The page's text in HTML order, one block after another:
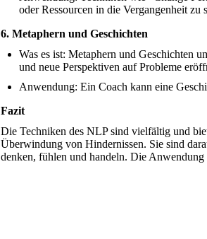
oder Ressourcen in die Vergangenheit
6. Metaphern und Geschichten
Was es ist: Metaphern und Geschichten
und neue Perspektiven auf Probleme
Anwendung: Ein Coach kann eine
Fazit
Die Techniken des NLP sind vielfältig und
Überwindung von Hindernissen. Sie sind
denken, fühlen und handeln. Die